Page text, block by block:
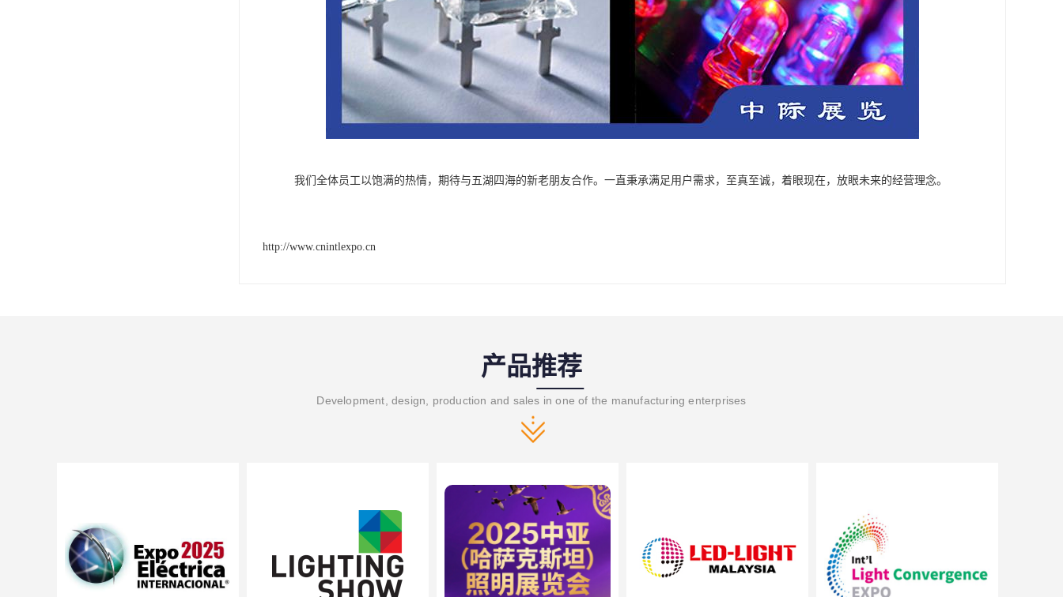
我们全体员工以饱满的热情，期待与五湖四海的新老朋友合作。一直秉承满足用户需求，至真至诚，着眼现在，放眼未来的经营理念。
http://www.cnintlexpo.cn
产品推荐
Development, design, production and sales in one of the manufacturing enterprises